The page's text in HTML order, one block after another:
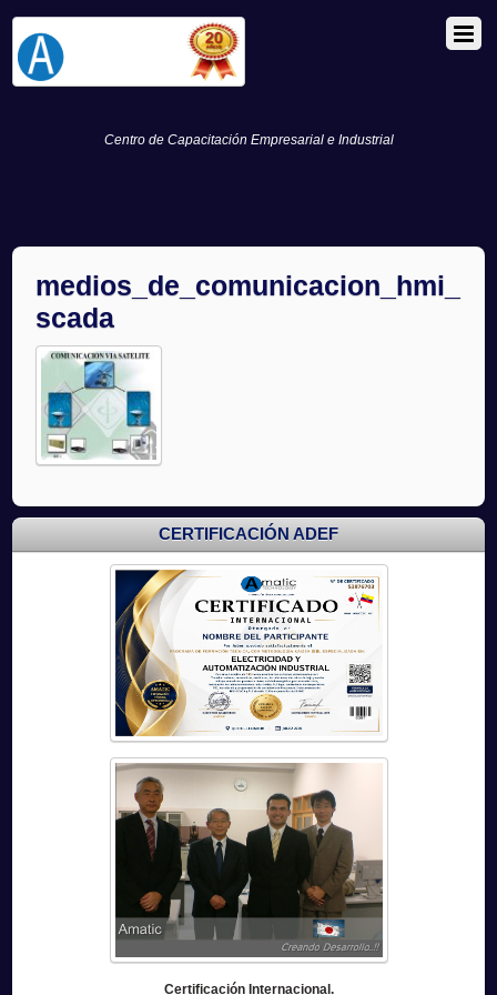
Centro de Capacitación Empresarial e Industrial
medios_de_comunicacion_hmi_
scada
CERTIFICACIÓN ADEF
Certificación Internacional.